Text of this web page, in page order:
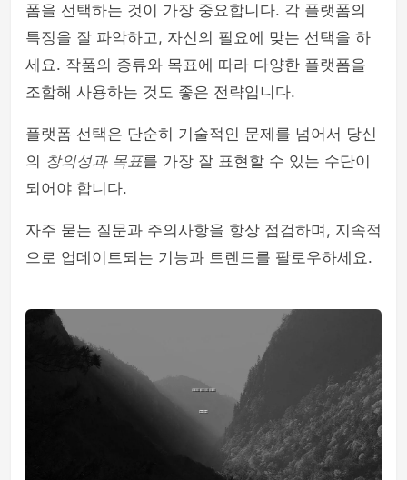
폼을 선택하는 것이 가장 중요합니다. 각 플랫폼의
특징을 잘 파악하고, 자신의 필요에 맞는 선택을 하
세요. 작품의 종류와 목표에 따라 다양한 플랫폼을
조합해 사용하는 것도 좋은 전략입니다.
플랫폼 선택은 단순히 기술적인 문제를 넘어서 당신
의 창의성과 목표를 가장 잘 표현할 수 있는 수단이
되어야 합니다.
자주 묻는 질문과 주의사항을 항상 점검하며, 지속적
으로 업데이트되는 기능과 트렌드를 팔로우하세요.